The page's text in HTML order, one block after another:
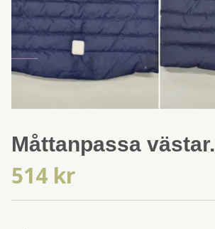
Måttanpassa västar.
514 kr